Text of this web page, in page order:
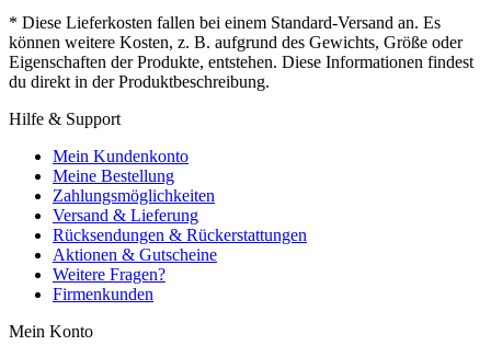
* Diese Lieferkosten fallen bei einem Standard-Versand an. Es
können weitere Kosten, z. B. aufgrund des Gewichts, Größe oder
Eigenschaften der Produkte, entstehen. Diese Informationen findest
du direkt in der Produktbeschreibung.
Hilfe & Support
Mein Kundenkonto
Meine Bestellung
Zahlungsmöglichkeiten
Versand & Lieferung
Rücksendungen & Rückerstattungen
Aktionen & Gutscheine
Weitere Fragen?
Firmenkunden
Mein Konto